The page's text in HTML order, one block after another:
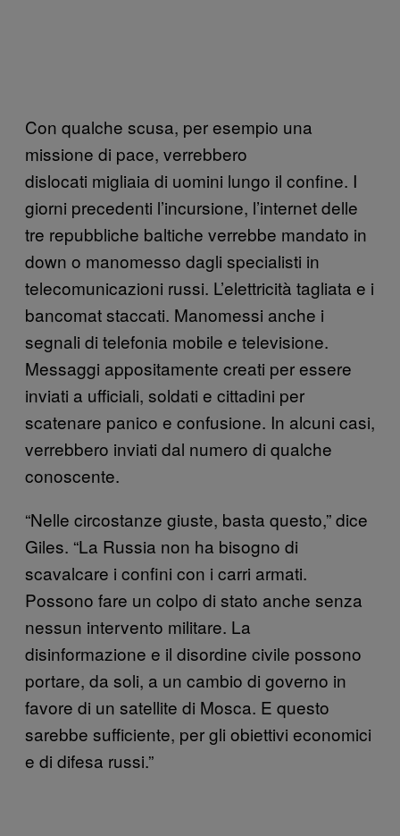
Con qualche scusa, per esempio una
missione di pace, verrebbero
dislocati migliaia di uomini lungo il confine. I
giorni precedenti l’incursione, l’internet delle
tre repubbliche baltiche verrebbe mandato in
down o manomesso dagli specialisti in
telecomunicazioni russi. L’elettricità tagliata e i
bancomat staccati. Manomessi anche i
segnali di telefonia mobile e televisione.
Messaggi appositamente creati per essere
inviati a ufficiali, soldati e cittadini per
scatenare panico e confusione. In alcuni casi,
verrebbero inviati dal numero di qualche
conoscente.
“Nelle circostanze giuste, basta questo,” dice
Giles. “La Russia non ha bisogno di
scavalcare i confini con i carri armati.
Possono fare un colpo di stato anche senza
nessun intervento militare. La
disinformazione e il disordine civile possono
portare, da soli, a un cambio di governo in
favore di un satellite di Mosca. E questo
sarebbe sufficiente, per gli obiettivi economici
e di difesa russi.”